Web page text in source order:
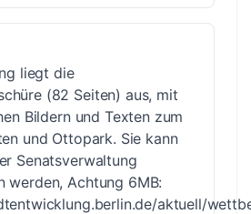
liegt die
(82 Seiten) aus, mit
Bildern und Texten zum
und Ottopark. Sie kann
Senatsverwaltung
werden, Achtung 6MB:
aktuell/